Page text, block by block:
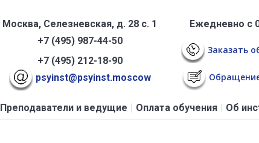
Москва, Селезневская, д. 28 с. 1
+7 (495) 987-44-50
+7 (495) 212-18-90
psyinst@psyinst.moscow
Ежедневно с
Заказать
Преподаватели и ведущие Оплата обучения Об